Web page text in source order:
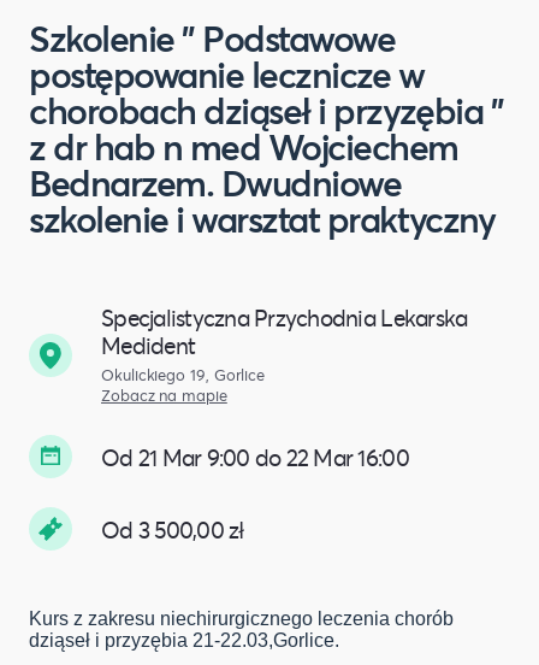
Szkolenie " Podstawowe
postępowanie lecznicze w
chorobach dziąseł i przyzębia "
z dr hab n med Wojciechem
Bednarzem. Dwudniowe
szkolenie i warsztat praktyczny
Specjalistyczna Przychodnia Lekarska
Medident
Okulickiego 19, Gorlice
Zobacz na mapie
Od 21 Mar 9:00 do 22 Mar 16:00
Od 3 500,00 zł
Kurs z zakresu niechirurgicznego leczenia chorób
dziąseł i przyzębia 21-22.03,Gorlice.